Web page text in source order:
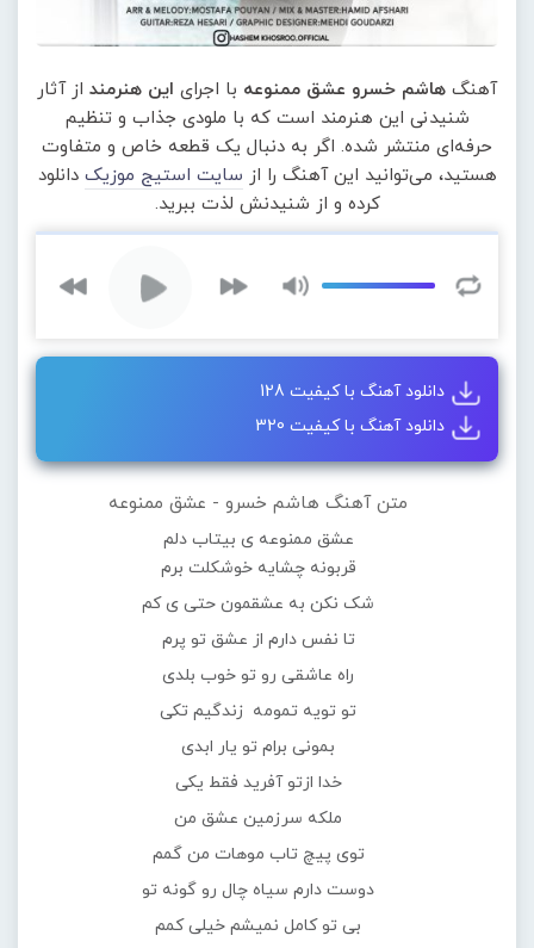
آهنگ هاشم خسرو عشق ممنوعه با اجرای این هنرمند از آثار
شنیدنی این هنرمند است که با ملودی جذاب و تنظیم
حرفه‌ای منتشر شده. اگر به دنبال یک قطعه خاص و متفاوت
هستید، می‌توانید این آهنگ را از سایت استیج موزیک دانلود
کرده و از شنیدنش لذت ببرید.
دانلود آهنگ با کیفیت 128
دانلود آهنگ با کیفیت 320
متن آهنگ هاشم خسرو - عشق ممنوعه
عشق ممنوعه ی بیتاب دلم
قربونه چشایه خوشکلت برم
شک نکن به عشقمون حتی ی کم
تا نفس دارم از عشق تو پرم
راه عاشقی رو تو خوب بلدی
تو تویه تمومه زندگیم تکی
بمونی برام تو یار ابدی
خدا ازتو آفرید فقط یکی
ملکه سرزمین عشق من
توی پیچ تاب موهات من گمم
دوست دارم سیاه چال رو گونه تو
بی تو کامل نمیشم خیلی کمم